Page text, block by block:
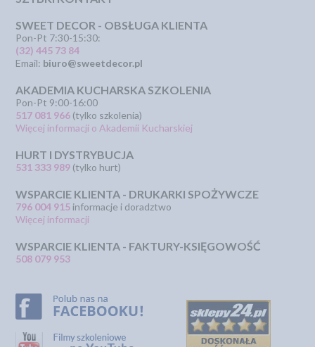
SWEET DECOR - OBSŁUGA KLIENTA
Pon-Pt 7:30-15:30:
(32) 445 73 84
Email: biuro@sweetdecor.pl
AKADEMIA KUCHARSKA SZKOLENIA
Pon-Pt 9:00-16:00
517 081 966 (tylko szkolenia)
Więcej informacji o Akademii Kucharskiej
HURT I DYSTRYBUCJA
531 333 989 (tylko hurt)
WSPARCIE KLIENTA - DRUKARKI SPOŻYWCZE
796 004 915 informacje i doradztwo
Więcej informacji
WSPARCIE KLIENTA - FAKTURY-KSIĘGOWOŚĆ
508 079 953